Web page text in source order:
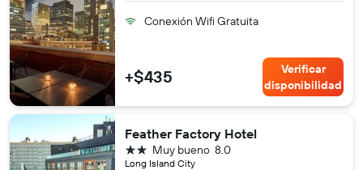
Conexión Wifi Gratuita
+$435
Verificar
disponibilidad
Feather Factory Hotel
Long Island City
8.0
Muy bueno
2 estrellas